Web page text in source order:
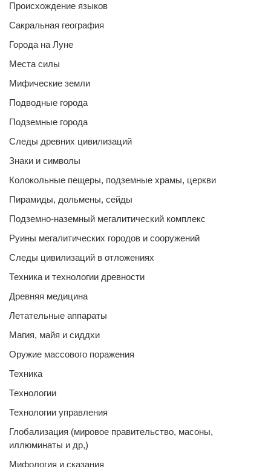
Происхождение языков
Сакральная география
Города на Луне
Места силы
Мифические земли
Подводные города
Подземные города
Следы древних цивилизаций
Знаки и символы
Колокольные пещеры, подземные храмы, церкви
Пирамиды, дольмены, сейды
Подземно-наземный мегалитический комплекс
Руины мегалитических городов и сооружений
Следы цивилизаций в отложениях
Техника и технологии древности
Древняя медицина
Летательные аппараты
Магия, майя и сиддхи
Оружие массового поражения
Техника
Технологии
Технологии управления
Глобализация (мировое правительство, масоны,
иллюминаты и др,)
Мифология и сказания